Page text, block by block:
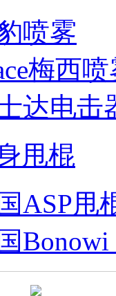
喷雾
梅西喷
达电击
甩棍
ASP甩